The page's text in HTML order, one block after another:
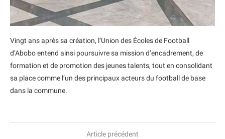
Vingt ans après sa création, l’Union des Écoles de Football
d’Abobo entend ainsi poursuivre sa mission d’encadrement, de
formation et de promotion des jeunes talents, tout en consolidant
sa place comme l’un des principaux acteurs du football de base
dans la commune.
Article précédent